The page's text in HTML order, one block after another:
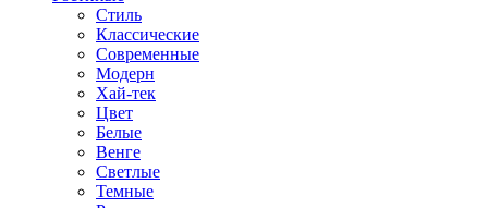
Стиль
Классические
Современные
Модерн
Хай-тек
Цвет
Белые
Венге
Светлые
Темные